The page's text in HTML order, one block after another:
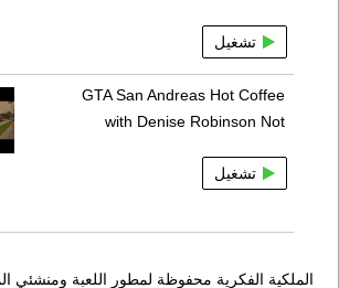
تشغيل
GTA San Andreas Hot Coffee
with Denise Robinson Not
تشغيل
الملكية الفكرية محفوظة لمطور اللعبة ومنشئي